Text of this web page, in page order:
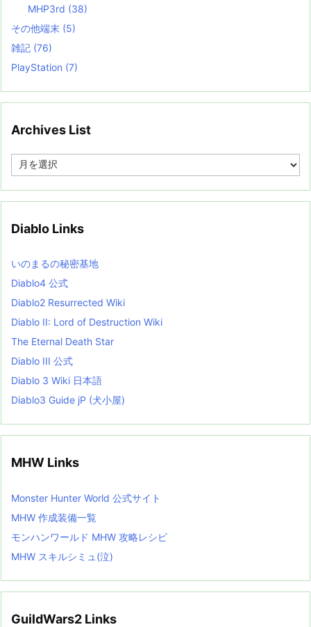
MHP3rd (38)
その他端末 (5)
雑記 (76)
PlayStation (7)
Archives List
e
i
s
t
Diablo Links
いのまるの秘密基地
Diablo4 公式
Diablo2 Resurrected Wiki
Diablo II: Lord of Destruction Wiki
The Eternal Death Star
Diablo III 公式
Diablo 3 Wiki 日本語
Diablo3 Guide jP (犬小屋)
MHW Links
Monster Hunter World 公式サイト
MHW 作成装備一覧
モンハンワールド MHW 攻略レシピ
MHW スキルシミュ(泣)
GuildWars2 Links